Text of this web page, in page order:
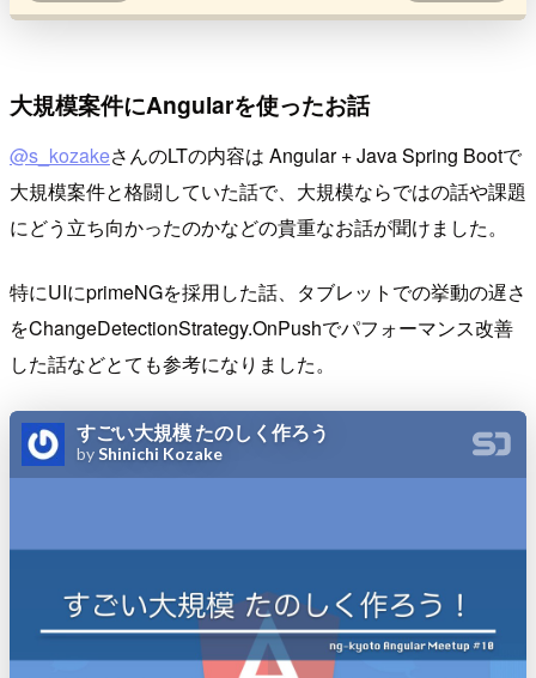
大規模案件にAngularを使ったお話
@s_kozakeさんのLTの内容は Angular + Java Spring Bootで
大規模案件と格闘していた話で、大規模ならではの話や課題
にどう立ち向かったのかなどの貴重なお話が聞けました。
特にUIにprimeNGを採用した話、タブレットでの挙動の遅さ
をChangeDetectionStrategy.OnPushでパフォーマンス改善
した話などとても参考になりました。